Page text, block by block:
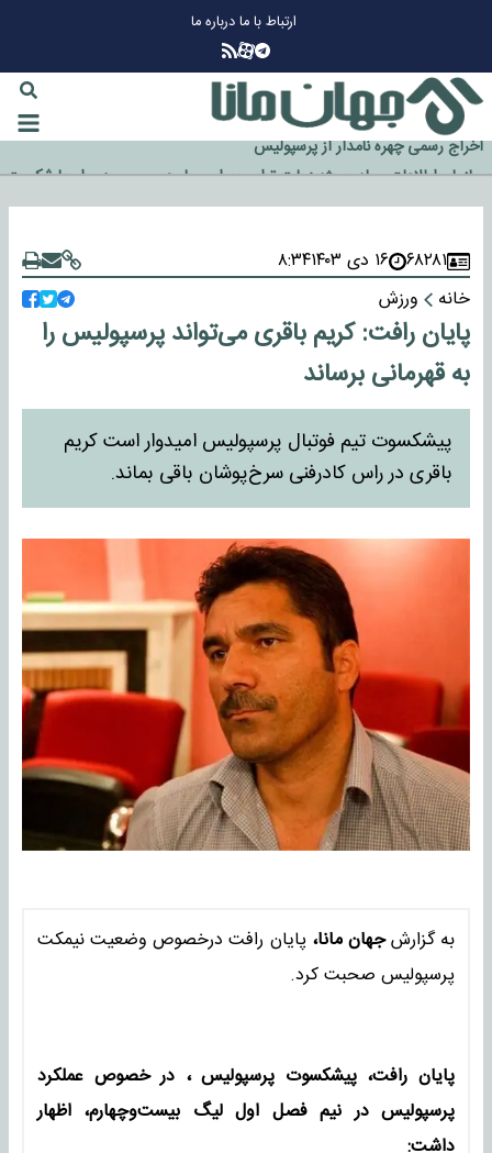
ارتباط با مادرباره ما
گزینه جدایی اوسمار روی میز مدیران پرسپولیس
آیا رئیس جمهور آمریکا قانون را دور می‌زند؟
اخراج رسمی چهره نامدار از پرسپولیس
سازمان اطلاعات سپاه: پروژه دولت ترامپ برای مهار چین، روسیه و اروپا شکست
خورد
۶۸۲۸۱ ۱۶ دی ۱۴۰۳
۸:۳۴
خانه
ورزش
پایان رافت: کریم باقری می‌تواند پرسپولیس را
به قهرمانی برساند
پیشکسوت تیم فوتبال پرسپولیس امیدوار است کریم
باقری در راس کادرفنی سرخ‌پوشان باقی بماند.
به گزارشجهان مانا،پایان رافت درخصوص وضعیت نیمکت
پرسپولیس صحبت کرد.
پایان رافت، پیشکسوت پرسپولیس ، در خصوص عملکرد
پرسپولیس در نیم فصل اول لیگ بیست‌وچهارم، اظهار